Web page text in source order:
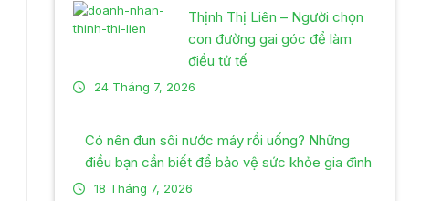
Thịnh Thị Liên – Người chọn
con đường gai góc để làm
điều tử tế
24 Tháng 7, 2026
Có nên đun sôi nước máy rồi uống? Những
điều bạn cần biết để bảo vệ sức khỏe gia đình
18 Tháng 7, 2026